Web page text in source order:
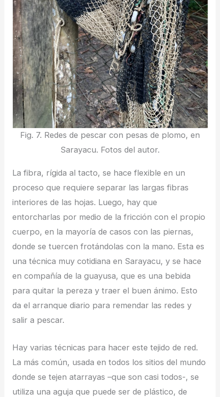
Fig. 7. Redes de pescar con pesas de plomo, en
Sarayacu. Fotos del autor.
La fibra, rígida al tacto, se hace flexible en un
proceso que requiere separar las largas fibras
interiores de las hojas. Luego, hay que
entorcharlas por medio de la fricción con el propio
cuerpo, en la mayoría de casos con las piernas,
donde se tuercen frotándolas con la mano. Esta es
una técnica muy cotidiana en Sarayacu, y se hace
en compañía de la guayusa, que es una bebida
para quitar la pereza y traer el buen ánimo. Esto
da el arranque diario para remendar las redes y
salir a pescar.
Hay varias técnicas para hacer este tejido de red.
La más común, usada en todos los sitios del mundo
donde se tejen atarrayas –que son casi todos-, se
utiliza una aguja que puede ser de plástico, de